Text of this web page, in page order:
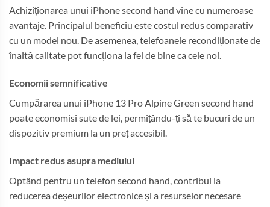
Achiziționarea unui iPhone second hand vine cu numeroase
avantaje. Principalul beneficiu este costul redus comparativ
cu un model nou. De asemenea, telefoanele recondiționate de
înaltă calitate pot funcționa la fel de bine ca cele noi.
Economii semnificative
Cumpărarea unui iPhone 13 Pro Alpine Green second hand
poate economisi sute de lei, permițându-ți să te bucuri de un
dispozitiv premium la un preț accesibil.
Impact redus asupra mediului
Optând pentru un telefon second hand, contribui la
reducerea deșeurilor electronice și a resurselor necesare